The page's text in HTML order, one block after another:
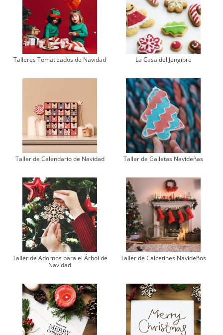
Talleres Tematizados de Navidad La Casa del Jengibre
Taller de Calendario de Navidad Taller de Galletas Navideñas
Taller de Adornos para el Árbol de
Navidad
Taller de Calcetines Navideños